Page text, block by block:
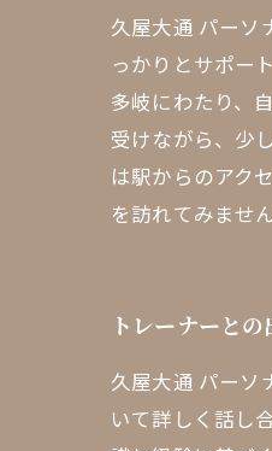
久屋大通 パーソ
っかりとサポー
多岐にわたり、
受けながら、少
は駅からのアク
を訪れてみませ
トレーナーと
久屋大通 パーソ
いて詳しく話し